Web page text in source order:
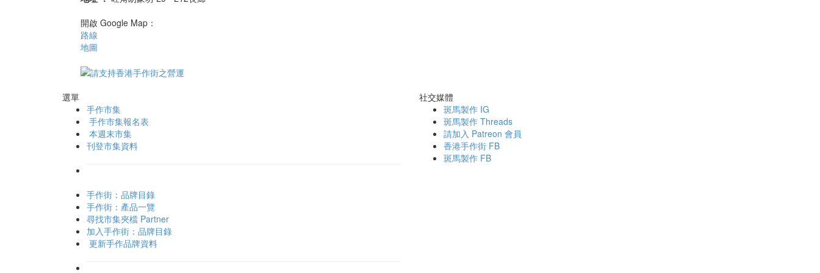
開啟 Google Map：
路線
地圖
選單
手作市集
手作市集報名表
本週末市集
刊登市集資料
手作街：品牌目錄
手作街：產品一覽
尋找市集夾檔 Partner
加入手作街：品牌目錄
更新手作品牌資料
社交媒體
斑馬製作 IG
斑馬製作 Threads
請加入 Patreon 會員
香港手作街 FB
斑馬製作 FB